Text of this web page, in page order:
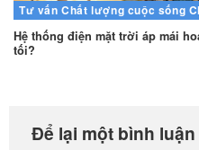
Tư vấn Chất lượng cuộc sống
Hệ thống điện mặt trời áp mái
tối?
Để lại một bình luận